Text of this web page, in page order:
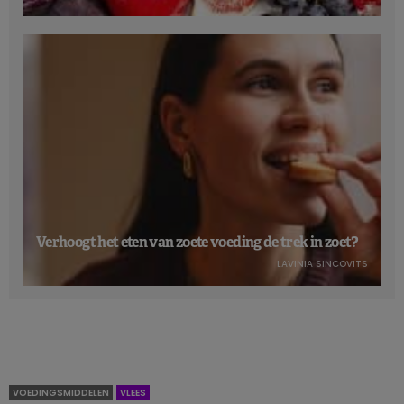
Daarnaast zet mindful eten ons aan omons af te vragen
een andere soort van honger te stillen (bv. honger naar
EAT-Lancet dieet bevorderlijk voor mentaal welzijn
Mindful eten in onze huidige
maatschappij
Naast mindful eten bestaat er ook intuïtief eten
. Intuïtief
deur wijd kan openzetten voor misbruik van bijvoorbeeld
Verhoogt het eten van zoete voeding de trek in zoet?
LAVINIA SINCOVITS
VOEDINGSMIDDELEN VLEES